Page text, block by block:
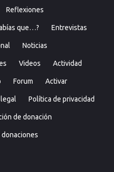
Reflexiones
que…? Entrevistas
Noticias
Videos Actividad
Forum Activar
Política de privacidad
de donación